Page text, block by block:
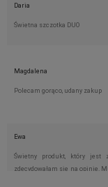
Daria
Świetna szczotka DUO
Magdalena
Polecam gorąco, udany zakup
Ewa
Świetny produkt, który jest
zdecydowałam się na opinię.